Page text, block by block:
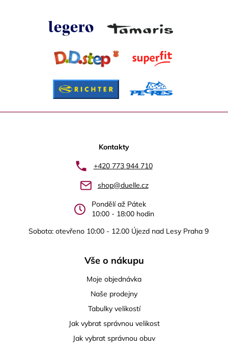
Kontakty
+420 773 944 710
shop@duelle.cz
Pondělí až Pátek
10:00 - 18:00 hodin
Sobota: otevřeno 10:00 - 12.00 Újezd nad Lesy Praha 9
Vše o nákupu
Moje objednávka
Naše prodejny
Tabulky velikostí
Jak vybrat správnou velikost
Jak vybrat správnou obuv